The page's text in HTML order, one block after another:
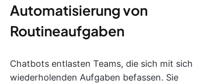
Automatisierung von
Routineaufgaben
Chatbots entlasten Teams, die sich mit sich
wiederholenden Aufgaben befassen. Sie